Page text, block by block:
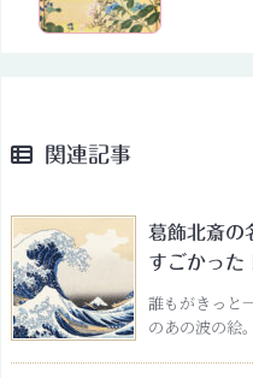
関連記事
葛飾北斎の
すごかった
誰もがきっと
のあの波の絵